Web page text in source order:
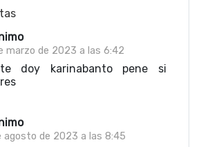
marzo de 2023 a las 6:42
doy karinabanto pene si
agosto de 2023 a las 8:45